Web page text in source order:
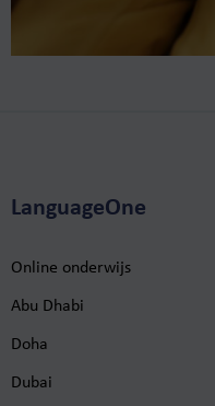
LanguageOne
Online onderwijs
Abu Dhabi
Doha
Dubai